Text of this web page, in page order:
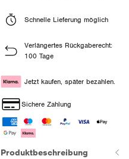
Schnelle Lieferung möglich
Verlängertes Rückgaberecht:
100 Tage
Jetzt kaufen, später bezahlen.
Sichere Zahlung
Produktbeschreibung